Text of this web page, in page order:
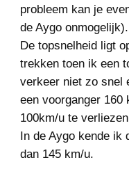
probleem kan je
de Aygo onmogelijk).
De topsnelheid ligt
trekken toen ik een
verkeer niet zo snel
een voorganger
100km/u te
In de Aygo kende ik
dan 145 km/u.